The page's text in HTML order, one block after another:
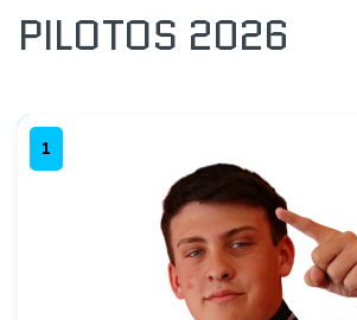
PILOTOS ️️️2026
1